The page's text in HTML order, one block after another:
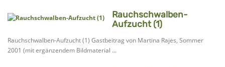
Rauchschwalben-
Aufzucht (1)
Rauchschwalben-Aufzucht (1) Gastbeitrag von Martina Rajes, Sommer
2001 (mit ergänzendem Bildmaterial ...